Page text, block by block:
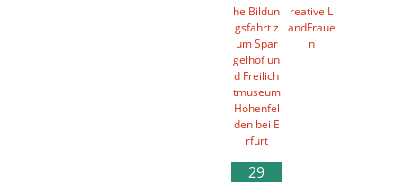
he Bildun
gsfahrt z
um Spar
gelhof un
d Freilich
tmuseum
Hohenfel
den bei E
rfurt
29
reative L
andFraue
n